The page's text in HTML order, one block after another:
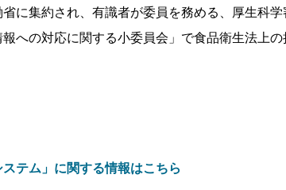
に集約され、有識者が委員を務める、厚生科
への対応に関する小委員会」で食品衛生法上
テム」に関する情報はこちら